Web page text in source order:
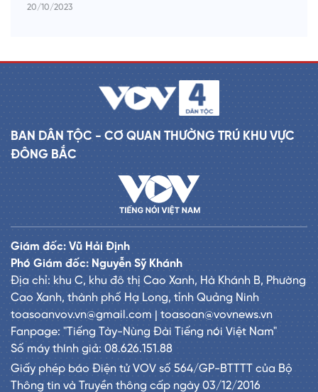
20/10/2023
BAN DÂN TỘC - CƠ QUAN THƯỜNG TRÚ KHU VỰC
ĐÔNG BẮC
Giám đốc: Vũ Hải Định
Phó Giám đốc: Nguyễn Sỹ Khánh
Địa chỉ: khu C, khu đô thị Cao Xanh, Hà Khánh B, Phường
Cao Xanh, thành phố Hạ Long, tỉnh Quảng Ninh
toasoanvov.vn@gmail.com | toasoan@vovnews.vn
Fanpage: "Tiếng Tày-Nùng Đài Tiếng nói Việt Nam"
Số máy thính giả: 08.626.151.88
Giấy phép báo Điện tử VOV số 564/GP-BTTTT của Bộ
Thông tin và Truyền thông cấp ngày 03/12/2016